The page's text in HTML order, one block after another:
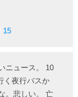
15
ニュース。 10
く夜行バスか
。悲しい。 亡